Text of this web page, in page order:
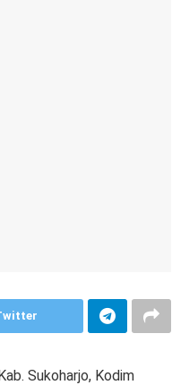
Sukoharjo, Kodim